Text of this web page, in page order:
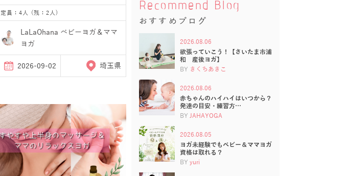
定員：4人 (残：2人)
LaLaOhana ベビーヨガ＆ママ
ヨガ
2026-09-02 埼玉県
Recommend Blog
おすすめブログ
2026.08.06
欲張っていこう！【さいたま市浦
和 産後ヨガ】
BY きくちあきこ
2026.08.06
赤ちゃんのハイハイはいつから？
発達の目安・練習方…
BY JAHAYOGA
2026.08.05
ヨガ未経験でもベビー＆ママヨガ
資格は取れる？
BY yuri